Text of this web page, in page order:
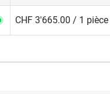
sont
qu’avec
est à
CHF 3'665.00 / 1 pièce